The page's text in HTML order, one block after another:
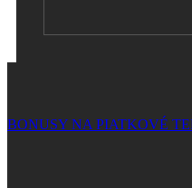
BONUSY NA PIATKOVÉ